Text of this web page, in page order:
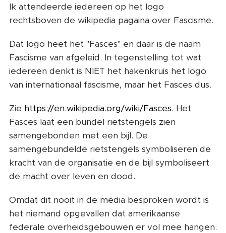
Ik attendeerde iedereen op het logo
rechtsboven de wikipedia pagaina over Fascisme.
Dat logo heet het "Fasces" en daar is de naam
Fascisme van afgeleid. In tegenstelling tot wat
iedereen denkt is NIET het hakenkruis het logo
van internationaal fascisme, maar het Fasces dus.
Zie https://en.wikipedia.org/wiki/Fasces. Het
Fasces laat een bundel rietstengels zien
samengebonden met een bijl. De
samengebundelde rietstengels symboliseren de
kracht van de organisatie en de bijl symboliseert
de macht over leven en dood.
Omdat dit nooit in de media besproken wordt is
het niemand opgevallen dat amerikaanse
federale overheidsgebouwen er vol mee hangen.